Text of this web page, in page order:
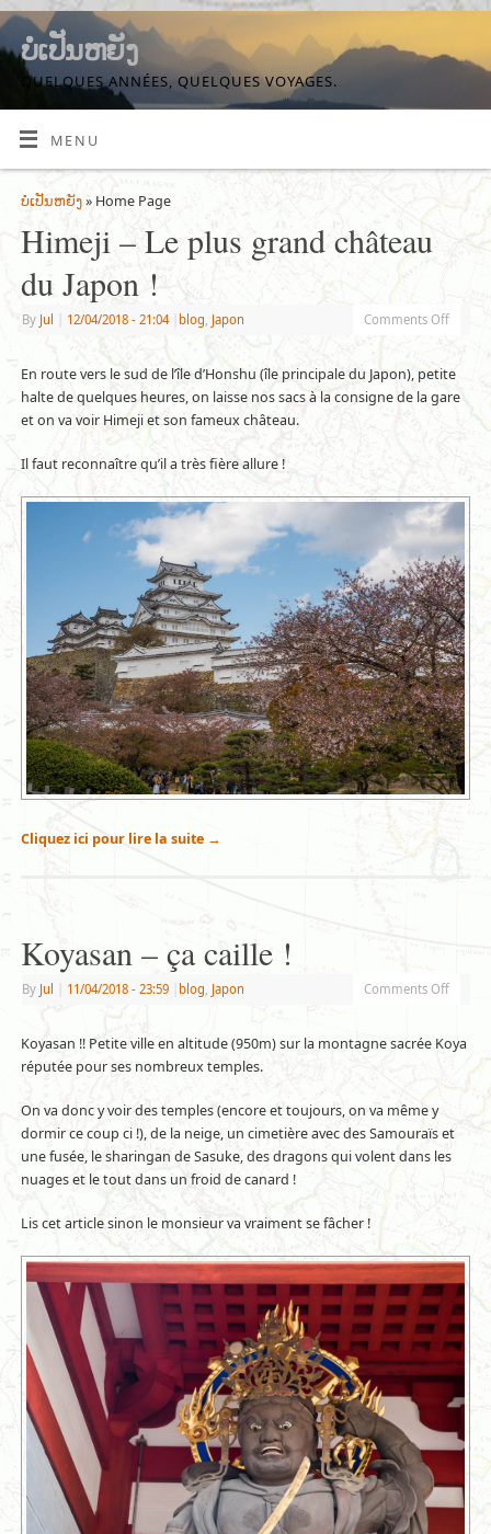
ບໍ່ເປັນຫຍັງ
QUELQUES ANNÉES, QUELQUES VOYAGES.
MENU
ບໍ່ເປັນຫຍັງ» Home Page
Himeji – Le plus grand château
du Japon !
By Jul 12/04/2018 - 21:04 blog, Japon Comments Off
En route vers le sud de l’île d’Honshu (île principale du Japon), petite
halte de quelques heures, on laisse nos sacs à la consigne de la gare
et on va voir Himeji et son fameux château.
Il faut reconnaître qu’il a très fière allure !
Cliquez ici pour lire la suite →
Koyasan – ça caille !
By Jul 11/04/2018 - 23:59 blog Japon Comments Off
Koyasan !! Petite ville en altitude (950m) sur la montagne sacrée Koya
réputée pour ses nombreux temples.
On va donc y voir des temples (encore et toujours, on va même y
dormir ce coup ci !), de la neige, un cimetière avec des Samouraïs et
une fusée, le sharingan de Sasuke, des dragons qui volent dans les
nuages et le tout dans un froid de canard !
Lis cet article sinon le monsieur va vraiment se fâcher !